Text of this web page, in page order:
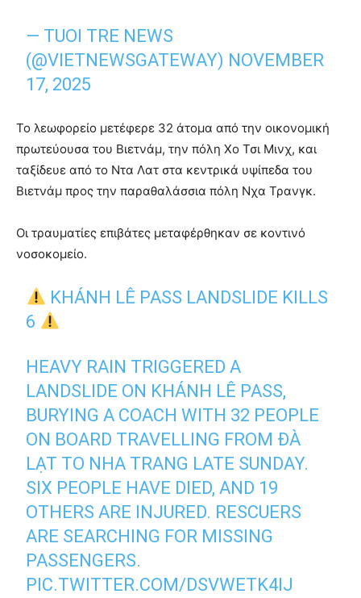
— TUOI TRE NEWS
(@VIETNEWSGATEWAY) NOVEMBER
17, 2025
Το λεωφορείο μετέφερε 32 άτομα από την οικονομική
πρωτεύουσα του Βιετνάμ, την πόλη Χο Τσι Μινχ, και
ταξίδευε από το Ντα Λατ στα κεντρικά υψίπεδα του
Βιετνάμ προς την παραθαλάσσια πόλη Νχα Τρανγκ.
Οι τραυματίες επιβάτες μεταφέρθηκαν σε κοντινό
νοσοκομείο.
KHÁNH LÊ PASS LANDSLIDE KILLS
6
HEAVY RAIN TRIGGERED A
LANDSLIDE ON KHÁNH LÊ PASS,
BURYING A COACH WITH 32 PEOPLE
ON BOARD TRAVELLING FROM ĐÀ
LẠT TO NHA TRANG LATE SUNDAY.
SIX PEOPLE HAVE DIED, AND 19
OTHERS ARE INJURED. RESCUERS
ARE SEARCHING FOR MISSING
PASSENGERS.
PIC.TWITTER.COM/DSVWETK4IJ